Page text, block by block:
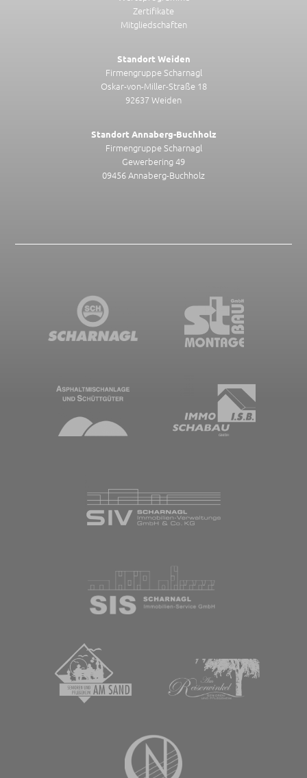
Zertifikate
Mitgliedschaften
Standort Weiden
Firmengruppe Scharnagl
Oskar-von-Miller-Straße 18
92637 Weiden
Standort Annaberg-Buchholz
Firmengruppe Scharnagl
Gewerbering 49
09456 Annaberg-Buchholz